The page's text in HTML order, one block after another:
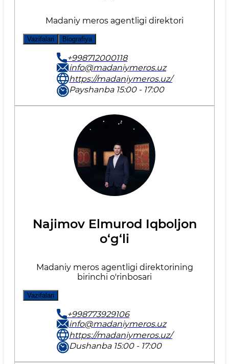
Madaniy meros agentligi direktori
Vazifalari Biografiya
+998712000118
info@madaniymeros.uz
https://madaniymeros.uz/
Payshanba 15:00 - 17:00
Najimov Elmurod Iqboljon
o‘g‘li
Madaniy meros agentligi direktorining
birinchi o'rinbosari
Vazifalari
+998773929106
info@madaniymeros.uz
https://madaniymeros.uz/
Dushanba 15:00 - 17:00